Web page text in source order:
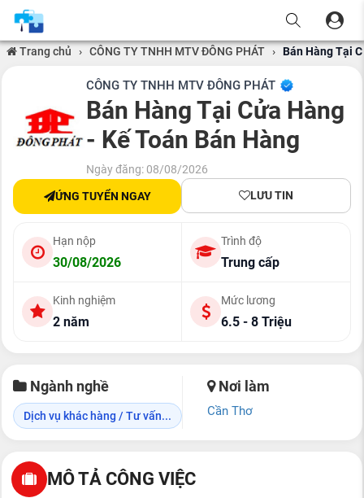
Trang chủ › CÔNG TY TNHH MTV ĐÔNG PHÁT › Bán Hàng Tại
CÔNG TY TNHH MTV ĐÔNG PHÁT
Bán Hàng Tại Cửa Hàng
- Kế Toán Bán Hàng
Ngày đăng: 08/08/2026
ỨNG TUYỂN NGAY LƯU TIN
Hạn nộp
30/08/2026
Trình độ
Trung cấp
Kinh nghiệm
2 năm
Mức lương
6.5 - 8 Triệu
Ngành nghề
Dịch vụ khác hàng / Tư vấn...
Nơi làm
Cần Thơ
MÔ TẢ CÔNG VIỆC